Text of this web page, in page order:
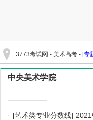
3773考试网 - 美术高考 - [专
中央美术学院
· [艺术类专业分数线]